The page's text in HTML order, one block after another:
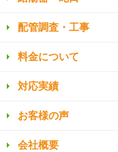
配管調査・工事
料金について
対応実績
お客様の声
会社概要